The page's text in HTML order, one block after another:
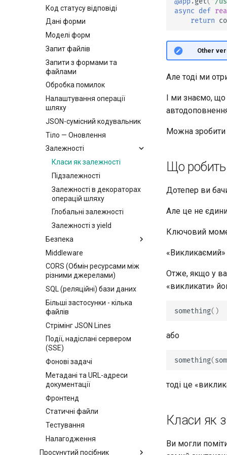
Код статусу відповіді
Дані форми
Моделі форм
Запит файлів
Запити з формами та
файлами
Обробка помилок
Налаштування операції
шляху
JSON-сумісний кодувальник
Тіло — Оновлення
Залежності
Класи як залежності
Підзалежності
Залежності в декораторах
операцій шляху
Глобальні залежності
Залежності з yield
Безпека
Безпека - перші кроки
Отримати поточного
користувача
Простий OAuth2 з паролем і
Bearer
OAuth2 з паролем (і
хешуванням), Bearer з
токенами JWT
Middleware
CORS (Обмін ресурсами між
різними джерелами)
SQL (реляційні) бази даних
Більші застосунки - кілька
файлів
Стрімінг JSON Lines
Події, надіслані сервером
(SSE)
Фонові задачі
Метадані та URL-адреси
документації
Фронтенд
Статичні файли
Тестування
Налагодження
Просунутий посібник
async def
return
🤓 Other
Але тоді ми
І ми знаємо,
Можна
Що робить
Дотепер ви
Але це не
Ключовий
Отже, якщо у
«викликати»
something()
або
something(
тоді це
Класи як
Ви могли